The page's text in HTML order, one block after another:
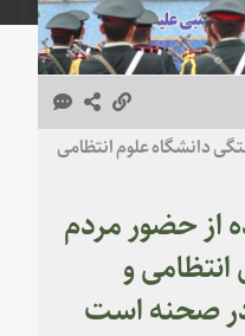
دانشگاه علوم انتظامی
از حضور مردم
و
صحنه است